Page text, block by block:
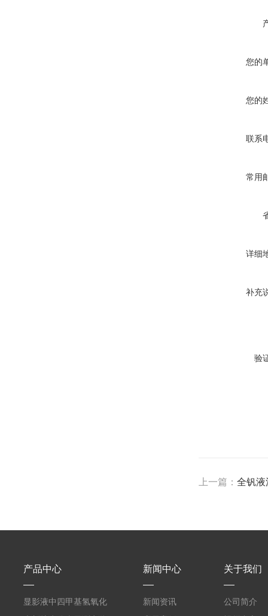
您的
您的
联系
常用
详细
补充
验
上一篇：全钒液
产品中心
显影液中四甲基氢氧化
新闻中心
新闻资讯
关于我们
公司简介